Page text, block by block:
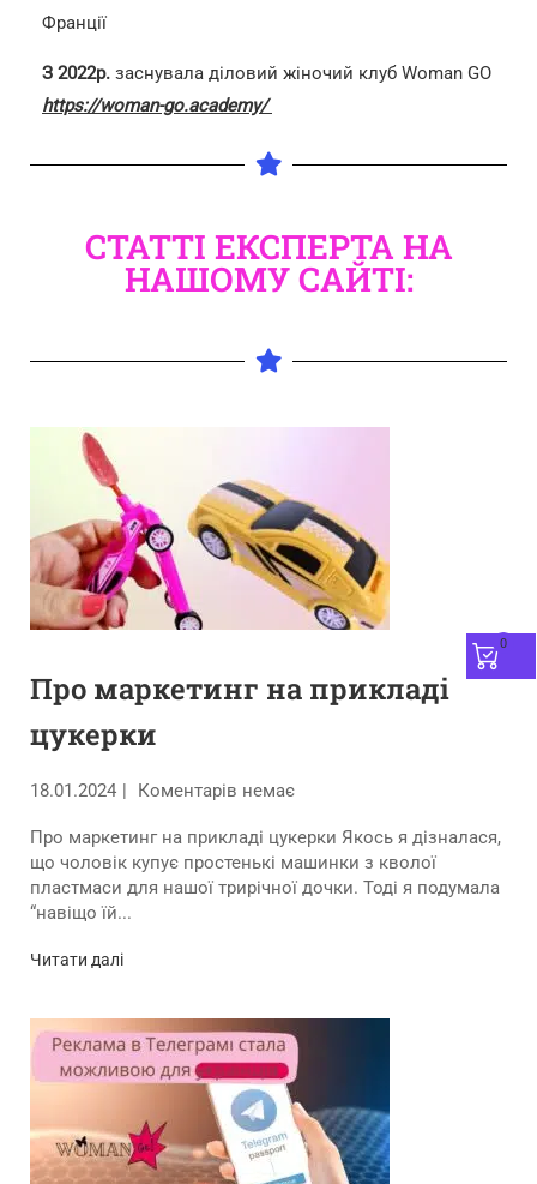
Франції
З 2022р. заснувала діловий жіночий клуб Woman GO
https://woman-go.academy/
СТАТТІ ЕКСПЕРТА НА
НАШОМУ САЙТІ:
Про маркетинг на прикладі
цукерки
18.01.2024 Коментарів немає
Про маркетинг на прикладі цукерки Якось я дізналася,
що чоловік купує простенькі машинки з кволої
пластмаси для нашої трирічної дочки. Тоді я подумала
“навіщо їй...
Читати далі
0